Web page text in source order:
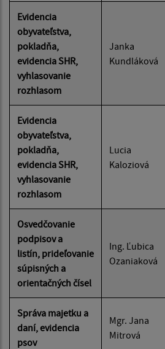
Evidencia
obyvateľstva,
pokladňa,
evidencia SHR,
vyhlasovanie
rozhlasom
Janka
Kundláková
Evidencia
obyvateľstva,
pokladňa,
evidencia SHR,
vyhlasovanie
rozhlasom
Lucia
Kaloziová
Osvedčovanie
podpisov a
listín, prideľovanie
súpisných a
orientačných čísel
Ing. Ľubica
Ozaniaková
Správa majetku a
daní, evidencia
psov
Mgr. Jana
Mitrová